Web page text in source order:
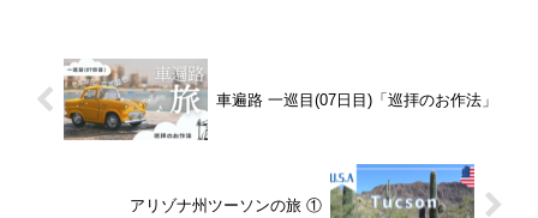
車遍路 一巡目(07日目)「巡拝のお作法」
アリゾナ州ツーソンの旅 ①